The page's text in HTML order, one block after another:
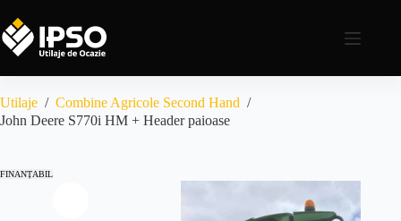
Utilaje / Combine Agricole Second Hand /
John Deere S770i HM + Header paioase
FINANȚABIL